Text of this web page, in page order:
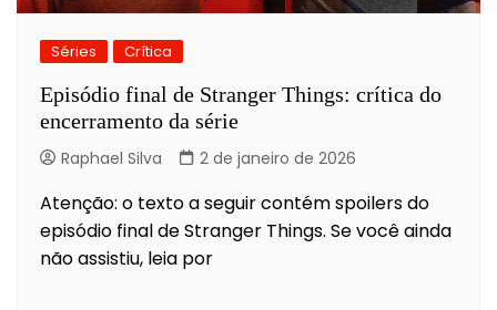
Séries Crítica
Episódio final de Stranger Things: crítica do
encerramento da série
Raphael Silva 2 de janeiro de 2026
Atenção: o texto a seguir contém spoilers do
episódio final de Stranger Things. Se você ainda
não assistiu, leia por